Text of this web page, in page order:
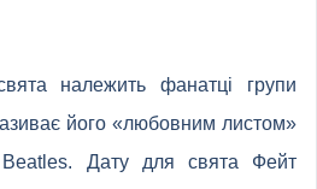
належить фанатці групи
його «любовним листом»
Дату для свята Фейт